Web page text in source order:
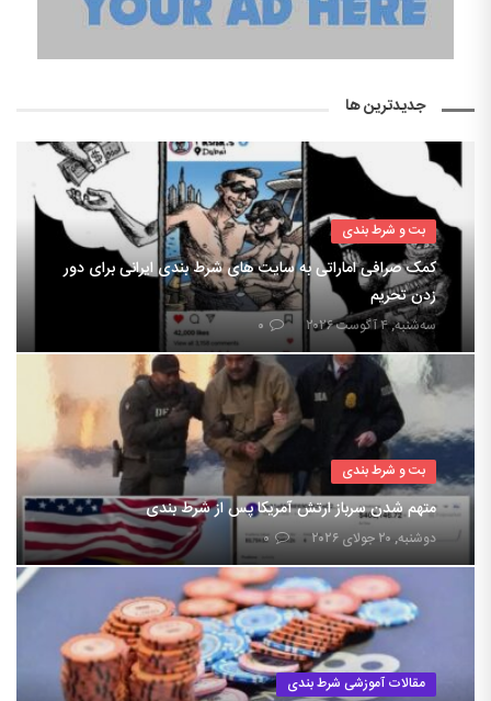
جدیدترین ها
بت و شرط بندی
کمک صرافی اماراتی به سایت های شرط بندی ایرانی برای دور
زدن تحریم
سه‌شنبه, ۴ آگوست ۲۰۲۶ ۰
بت و شرط بندی
متهم شدن سرباز ارتش آمریکا پس از شرط بندی
دوشنبه, ۲۰ جولای ۲۰۲۶ ۰
مقالات آموزشی شرط بندی